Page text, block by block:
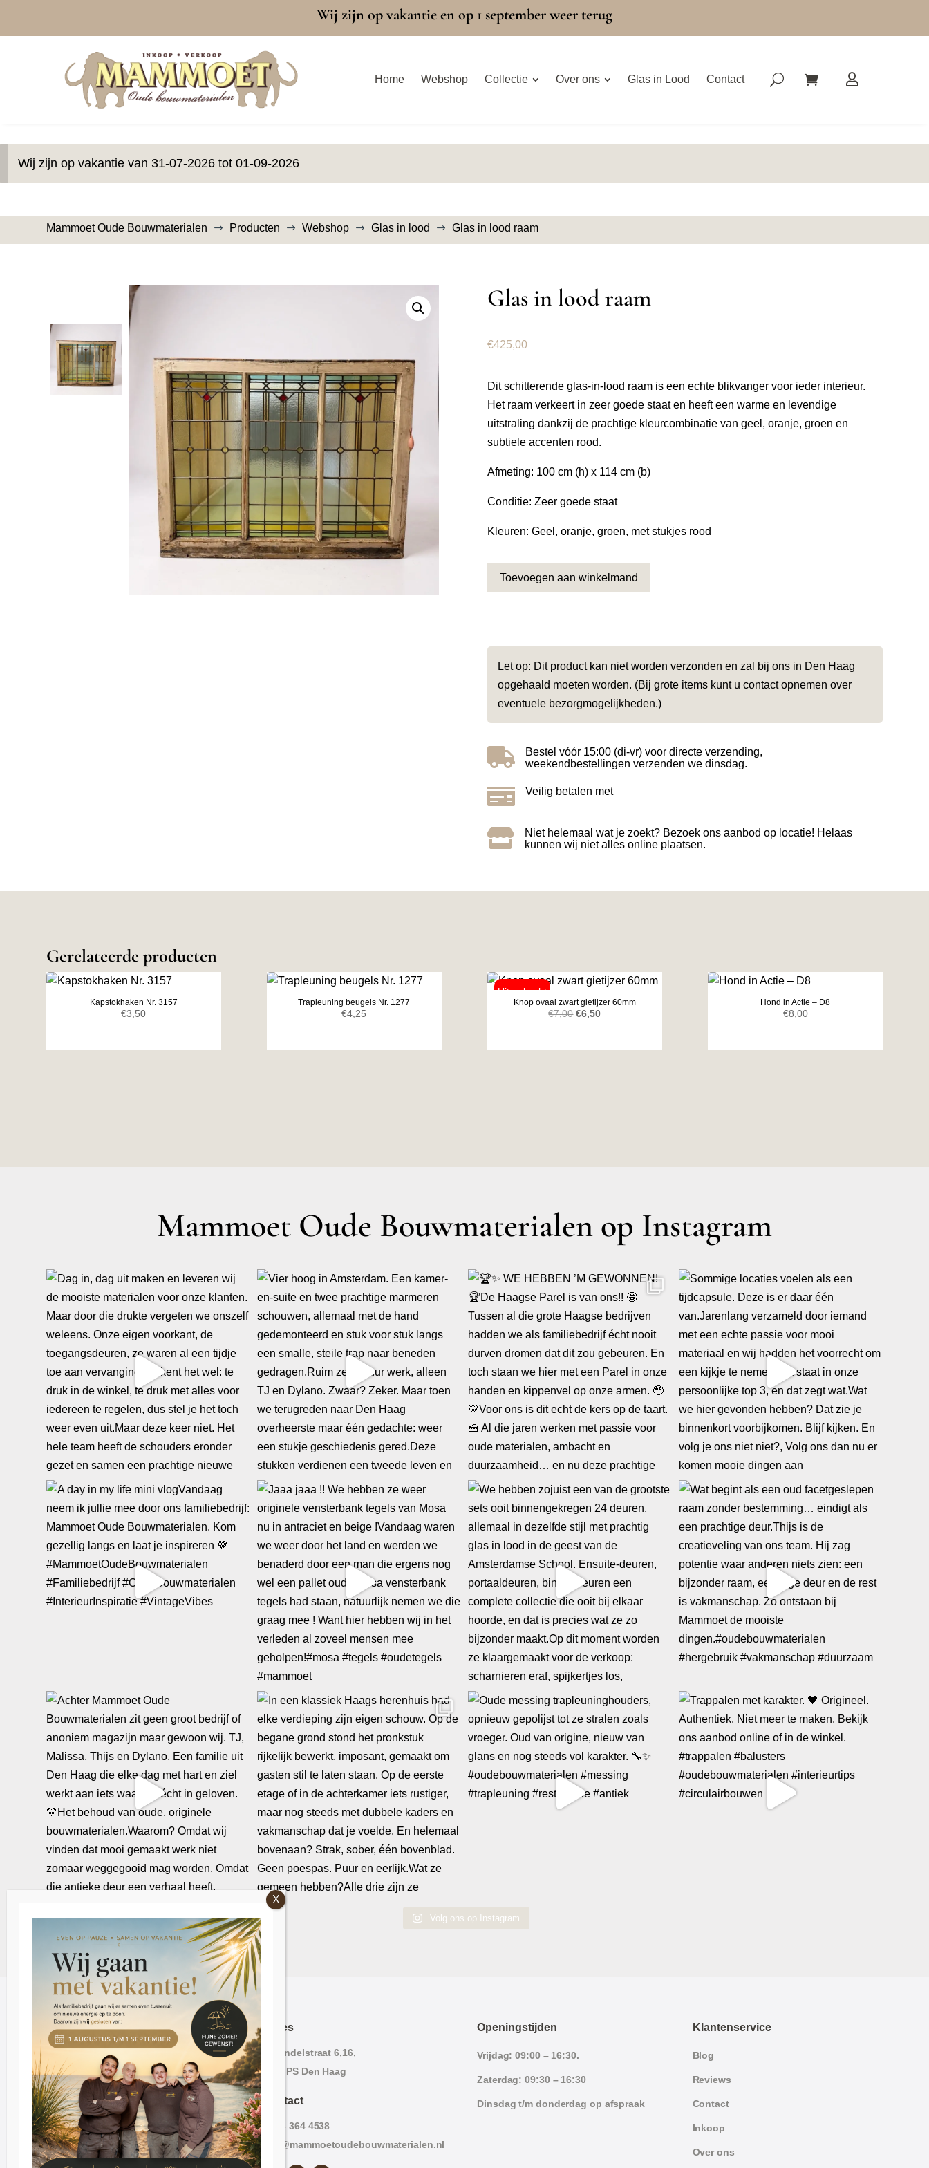
Wij zijn op vakantie en op 1 september weer terug
Home Webshop Collectie Over ons Glas in Lood Contact
Wij zijn op vakantie van 31-07-2026 tot 01-09-2026
Mammoet Oude Bouwmaterialen $ Producten $ Webshop $ Glas in lood $ Glas in lood raam
Glas in lood raam
€425,00
Dit schitterende glas-in-lood raam is een echte blikvanger voor ieder interieur.
Het raam verkeert in zeer goede staat en heeft een warme en levendige
uitstraling dankzij de prachtige kleurcombinatie van geel, oranje, groen en
subtiele accenten rood.
Afmeting: 100 cm (h) x 114 cm (b)
Conditie: Zeer goede staat
Kleuren: Geel, oranje, groen, met stukjes rood
Toevoegen aan winkelmand
Let op: Dit product kan niet worden verzonden en zal bij ons in Den Haag
opgehaald moeten worden. (Bij grote items kunt u contact opnemen over
eventuele bezorgmogelijkheden.)

Bestel vóór 15:00 (di-vr) voor directe verzending,
weekendbestellingen verzenden we dinsdag.
 Veilig betalen met

Niet helemaal wat je zoekt? Bezoek ons aanbod op locatie! Helaas
kunnen wij niet alles online plaatsen.
Gerelateerde producten
Kapstokhaken Nr. 3157
€3,50
Trapleuning beugels Nr. 1277
€4,25
Knop ovaal zwart gietijzer 60mm
€7,00 Oorspronkelijke
was:
€6,50Huidige
is:
Hond in Actie – D8
€8,00
Mammoet Oude Bouwmaterialen op Instagram
Volg ons op Instagram
Adres
Lavendelstraat 6,16,
2563 PS Den Haag
Contact
070 – 364 4538
info@mammoetoudebouwmaterialen.nl
Openingstijden
Vrijdag: 09:00 – 16:30.
Zaterdag: 09:30 – 16:30
Dinsdag t/m donderdag op afspraak
Klantenservice
Blog
Reviews
Contact
Inkoop
Over ons